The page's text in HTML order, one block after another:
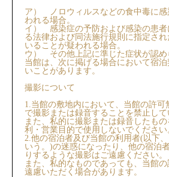
ア） ノロウィルスなどの食中毒に感
われる場合。
イ） 感染症の予防および感染の患者
る法律および同法施行規則に指定さ
いることが疑われる場合。
ウ） その他上記に準じた症状が認め
当館は、次に掲げる場合において宿
いことがあります。
撮影について
1.当館の敷地内において、当館の許可
で撮影または録音することを禁止して
また、私的に撮影または録音したも
利・営業目的で使用しないでください
2.他の宿泊者及び当館の利用者(以下
いう。)の迷惑になったり、他の宿泊
りするような撮影はご遠慮ください。
また、私的なものであっても、当館
遠慮いただく場合があります。